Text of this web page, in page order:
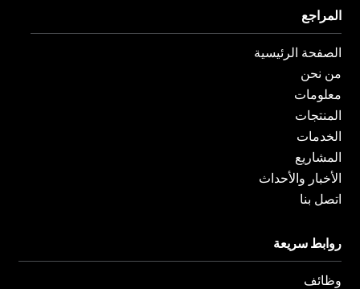
ب
و
ك
-
و
ا
م
ف
المراجع
الصفحة الرئيسية
من نحن
معلومات
المنتجات
الخدمات
المشاريع
الأخبار والأحداث
اتصل بنا
روابط سريعة
وظائف